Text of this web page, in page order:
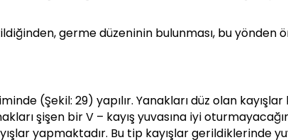
germe düzeninin bulunması, bu yönden
(Şekil: 29) yapılır. Yanakları düz olan
şişen bir V – kayış yuvasına iyi
yapmaktadır. Bu tip kayışlar gerildiklerinde